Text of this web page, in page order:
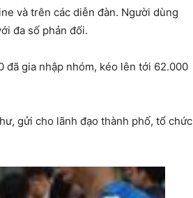
và trên các diễn đàn. Người dùng
đa số phản đối.
đã gia nhập nhóm, kéo lên tới 62.000
gửi cho lãnh đạo thành phố, tổ chức